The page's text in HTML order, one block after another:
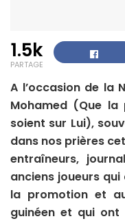
1.5k
PARTAGE
A l’occasion de la
Mohamed (Que la
soient sur Lui),
dans nos prières
entraîneurs,
anciens joueurs
la promotion et
guinéen et qui ont